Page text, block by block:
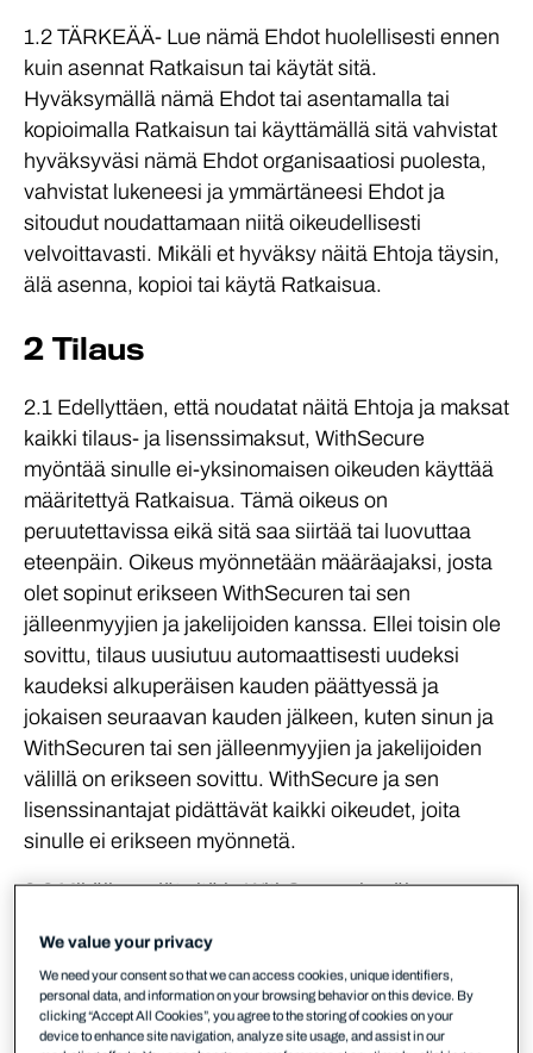
1.2 TÄRKEÄÄ- Lue nämä Ehdot huolellisesti ennen
kuin asennat Ratkaisun tai käytät sitä.
Hyväksymällä nämä Ehdot tai asentamalla tai
kopioimalla Ratkaisun tai käyttämällä sitä vahvistat
hyväksyväsi nämä Ehdot organisaatiosi puolesta,
vahvistat lukeneesi ja ymmärtäneesi Ehdot ja
sitoudut noudattamaan niitä oikeudellisesti
velvoittavasti. Mikäli et hyväksy näitä Ehtoja täysin,
älä asenna, kopioi tai käytä Ratkaisua.
2 Tilaus
2.1 Edellyttäen, että noudatat näitä Ehtoja ja maksat
kaikki tilaus- ja lisenssimaksut, WithSecure
myöntää sinulle ei-yksinomaisen oikeuden käyttää
määritettyä Ratkaisua. Tämä oikeus on
peruutettavissa eikä sitä saa siirtää tai luovuttaa
eteenpäin. Oikeus myönnetään määräajaksi, josta
olet sopinut erikseen WithSecuren tai sen
jälleenmyyjien ja jakelijoiden kanssa. Ellei toisin ole
sovittu, tilaus uusiutuu automaattisesti uudeksi
kaudeksi alkuperäisen kauden päättyessä ja
jokaisen seuraavan kauden jälkeen, kuten sinun ja
WithSecuren tai sen jälleenmyyjien ja jakelijoiden
välillä on erikseen sovittu. WithSecure ja sen
lisenssinantajat pidättävät kaikki oikeudet, joita
sinulle ei erikseen myönnetä.
2.2 Mikäli pyydät sitä ja WithSecure hyväksyy
ei-yksinomaisen oikeuden arvioida Ratkaisua
muussa kuin kaupallisessa käytössä. Pyydetyn
arviointikauden päätyttyä Ratkaisun käytön
jatkaminen edellyttää, että ostat Ratkaisun
We value your privacy
We need your consent so that we can access cookies, unique identifiers,
personal data, and information on your browsing behavior on this device. By
clicking “Accept All Cookies”, you agree to the storing of cookies on your
device to enhance site navigation, analyze site usage, and assist in our